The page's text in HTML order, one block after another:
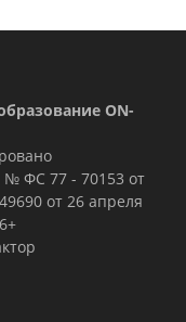
ON-
№ ФС 77 - 70153 от
от 26 апреля